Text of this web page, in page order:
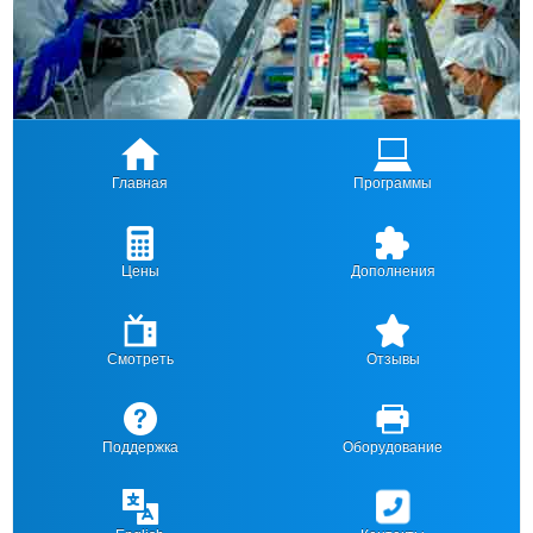
Главная Программы
Цены Дополнения
Смотреть Отзывы
Поддержка Оборудование